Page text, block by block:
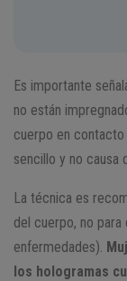
Es importante
no están
cuerpo en
sencillo y no causa
La técnica es
del cuerpo, no
enfermedades).
los hologramas